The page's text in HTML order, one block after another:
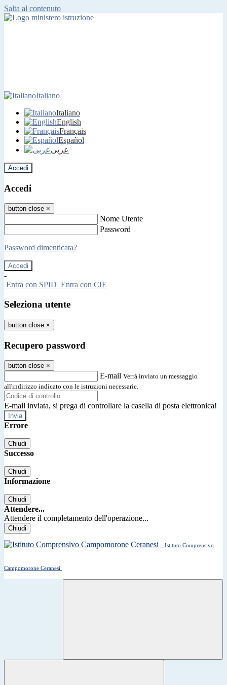
Salta al contenuto
Italiano
Italiano
English
Français
Español
عربى
Accedi
Accedi
button close ×
Nome Utente
Password
Password dimenticata?
-
Entra con SPID Entra con CIE
Seleziona utente
button close ×
Recupero password
button close ×
E-mail Verrà inviato un messaggio
all'indirizzo indicato con le istruzioni necessarie.
E-mail inviata, si prega di controllare la casella di posta elettronica!
Errore
Chiudi
Successo
Chiudi
Informazione
Chiudi
Attendere...
Attendere il completamento dell'operazione...
Chiudi
Istituto Comprensivo
Campomorone Ceranesi